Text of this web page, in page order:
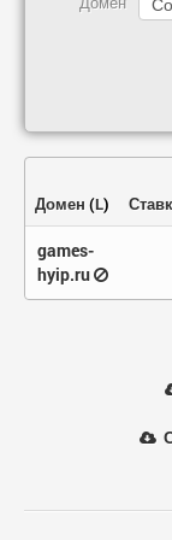
Домен (L)
games-
hyip.ru